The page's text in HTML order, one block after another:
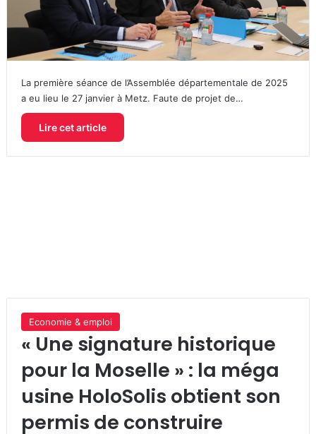
La première séance de l’Assemblée départementale de 2025
a eu lieu le 27 janvier à Metz. Faute de projet de…
Lire cet article
Economie & emploi
« Une signature historique
pour la Moselle » : la méga
usine HoloSolis obtient son
permis de construire